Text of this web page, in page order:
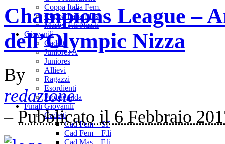
Coppa Italia Fem.
Coppa Italia Mas.
Master F.li Naz.li
Giovanili
Cadetti
Juniores A
Juniores
Allievi
Ragazzi
Esordienti
Propaganda
Finali Giovanili
Cadetti
Cad Fem – SF
Cad Fem – F.li
Cad Mas – F.li
Champions League –
dell’Olympic Nizza
By
redazione
– Pubblicato il 6 Febbraio